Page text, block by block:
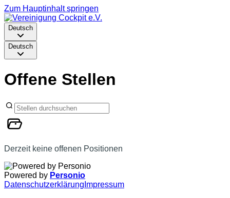
Zum Hauptinhalt springen
Deutsch
Deutsch
Offene Stellen
Derzeit keine offenen Positionen
Powered by Personio
Datenschutzerklärung Impressum